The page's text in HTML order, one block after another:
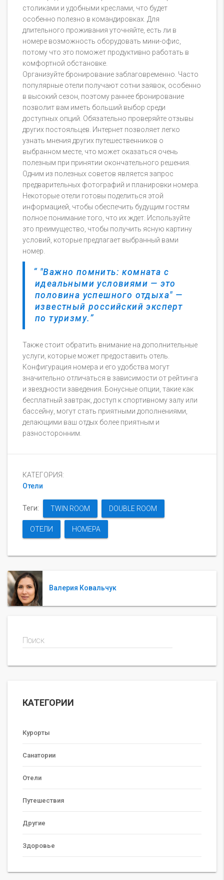
столиками и удобными креслами, что будет
особенно полезно в командировках. Для
длительного проживания уточняйте, есть ли в
номере возможность оборудовать мини-офис,
потому что это поможет продуктивно работать в
комфортной обстановке.
Организуйте бронирование заблаговременно. Часто
популярные отели получают сотни заявок, особенно
в высокий сезон, поэтому раннее бронирование
позволит вам иметь больший выбор среди
доступных опций. Обязательно проверяйте отзывы
других постояльцев. Интернет позволяет легко
узнать мнения других путешественников о
выбранном месте, что может оказаться очень
полезным при принятии окончательного решения.
Одним из полезных советов является запрос
предварительных фотографий и планировки номера.
Некоторые отели готовы поделиться этой
информацией, чтобы обеспечить будущим гостям
полное понимание того, что их ждет. Используйте
это преимущество, чтобы получить ясную картину
условий, которые предлагает выбранный вами
номер.
"Важно помнить: комната с
идеальными условиями — это
половина успешного отдыха" —
известный российский эксперт
по туризму.
Также стоит обратить внимание на дополнительные
услуги, которые может предоставить отель.
Конфигурация номера и его удобства могут
значительно отличаться в зависимости от рейтинга
и звездности заведения. Бонусные опции, такие как
бесплатный завтрак, доступ к спортивному залу или
бассейну, могут стать приятными дополнениями,
делающими ваш отдых более приятным и
разносторонним.
КАТЕГОРИЯ:
Отели
Теги: TWIN ROOM DOUBLE ROOM
ОТЕЛИ НОМЕРА
Валерия Ковальчук
Поиск
КАТЕГОРИИ
Курорты
Санатории
Отели
Путешествия
Другие
Здоровье